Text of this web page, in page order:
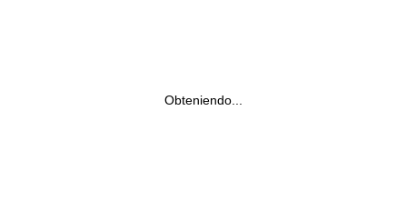
Obteniendo...